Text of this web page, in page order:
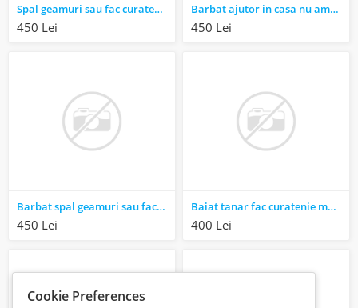
Spal geamuri sau fac curatenie
450 Lei
Barbat ajutor in casa nu am obligatii
450 Lei
Barbat spal geamuri sau fac curatenie
450 Lei
Baiat tanar fac curatenie menaj spalat geamuri mutari
400 Lei
Cookie Preferences